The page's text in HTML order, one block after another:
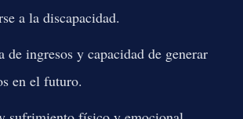
a la discapacidad.
de ingresos y capacidad de generar
en el futuro.